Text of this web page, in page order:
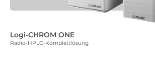
Logi-CHROM ONE
Radio-HPLC-Komplettlösung